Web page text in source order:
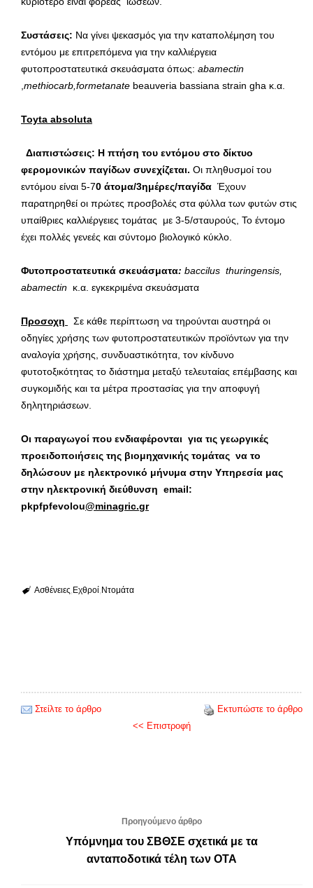
Συστάσεις: Να γίνει ψεκασμός για την καταπολέμηση του
εντόμου με επιτρεπόμενα για την καλλιέργεια
φυτοπροστατευτικά σκευάσματα όπως: abamectin
,methiocarb,formetanate beauveria bassiana strain gha κ.α.
Toyta absoluta
Διαπιστώσεις: H πτήση του εντόμου στο δίκτυο
φερομονικών παγίδων συνεχίζεται. Οι πληθυσμοί του
εντόμου είναι 5-70 άτομα/3ημέρες/παγίδα Έχουν
παρατηρηθεί οι πρώτες προσβολές στα φύλλα των φυτών στις
υπαίθριες καλλιέργειες τομάτας με 3-5/σταυρούς, Το έντομο
έχει πολλές γενεές και σύντομο βιολογικό κύκλο.
Φυτοπροστατευτικά σκευάσματα: baccilus thuringensis,
abamectin κ.α. εγκεκριμένα σκευάσματα
Προσοχη
Σε κάθε περίπτωση να τηρούνται αυστηρά οι
οδηγίες χρήσης των φυτοπροστατευτικών προϊόντων για την
αναλογία χρήσης, συνδυαστικότητα, τον κίνδυνο
φυτοτοξικότητας το διάστημα μεταξύ τελευταίας επέμβασης και
συγκομιδής και τα μέτρα προστασίας για την αποφυγή
δηλητηριάσεων.
Οι παραγωγοί που ενδιαφέρονται για τις γεωργικές
προειδοποιήσεις της βιομηχανικής τομάτας να το
δηλώσουν με ηλεκτρονικό μήνυμα στην Υπηρεσία μας
στην ηλεκτρονική διεύθυνση email:
pkpfpfevolou@minagric.gr
Ασθένειες Εχθροί Ντομάτα
Στείλτε το άρθρο
Εκτυπώστε το άρθρο
<< Επιστροφή
Προηγούμενο άρθρο
Υπόμνημα του ΣΒΘΣΕ σχετικά με τα
ανταποδοτικά τέλη των ΟΤΑ